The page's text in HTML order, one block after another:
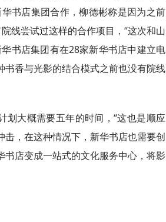
书店集团合作，柳德彬称是因为之前
线尝试过这样的合作项目，“这次和山
书店集团有在28家新华书店中建立电
香与光影的结合模式之前也没有院线
划大概需要五年的时间，“这也是顺应
，在这种情况下，新华书店也需要创
店变成一站式的文化服务中心，将影